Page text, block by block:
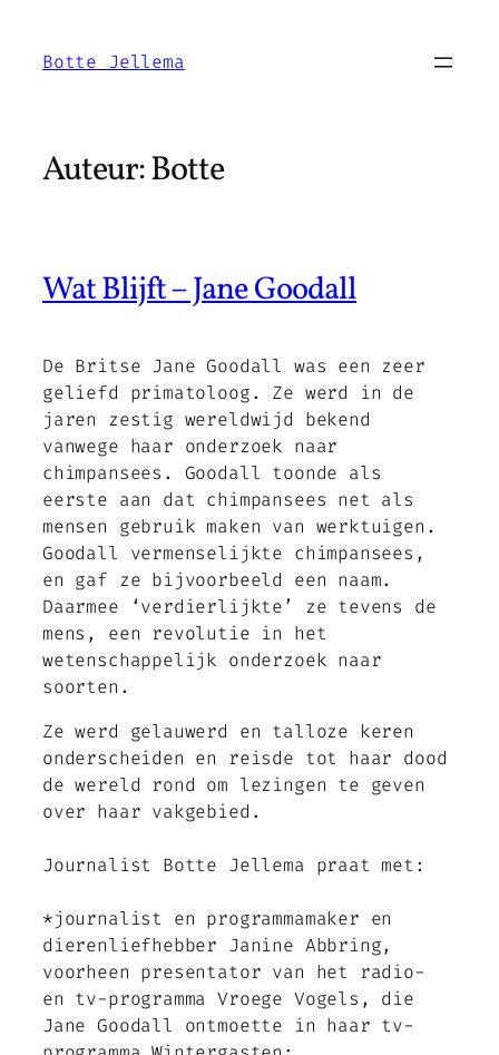
Botte Jellema
Auteur:Botte
Wat Blijft – Jane Goodall
De Britse Jane Goodall was een zeer
geliefd primatoloog. Ze werd in de
jaren zestig wereldwijd bekend
vanwege haar onderzoek naar
chimpansees. Goodall toonde als
eerste aan dat chimpansees net als
mensen gebruik maken van werktuigen.
Goodall vermenselijkte chimpansees,
en gaf ze bijvoorbeeld een naam.
Daarmee ‘verdierlijkte’ ze tevens de
mens, een revolutie in het
wetenschappelijk onderzoek naar
soorten.
Ze werd gelauwerd en talloze keren
onderscheiden en reisde tot haar dood
de wereld rond om lezingen te geven
over haar vakgebied.
Journalist Botte Jellema praat met:
*journalist en programmamaker en
dierenliefhebber Janine Abbring,
voorheen presentator van het radio-
en tv-programma Vroege Vogels, die
Jane Goodall ontmoette in haar tv-